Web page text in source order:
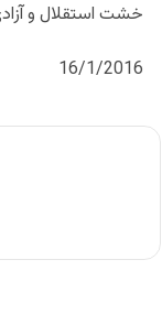
خشت استقلال و
16/1/2016